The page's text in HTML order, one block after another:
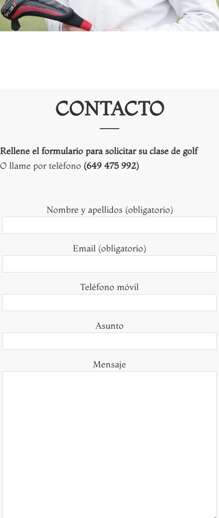
CONTACTO
Rellene el formulario para solicitar su clase de golf
O llame por teléfono (649 475 992)
Nombre y apellidos (obligatorio)
Email (obligatorio)
Teléfono móvil
Asunto
Mensaje